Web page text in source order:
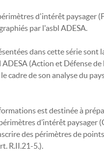
d'intérêt paysager
par l'asbl ADESA.
dans cette série
(Action et Défense
cadre de son analyse du
est destinée à
d’intérêt paysager
des périmètres de
R.II.21-5.).